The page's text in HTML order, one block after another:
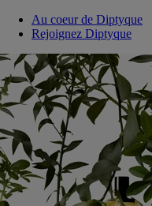
Au coeur de Diptyque
Rejoignez Diptyque